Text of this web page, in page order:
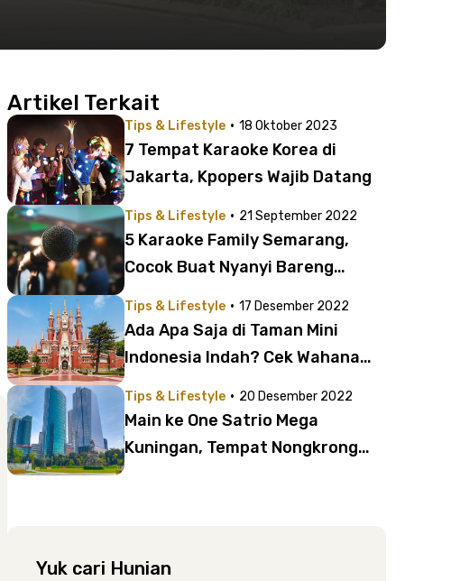
Artikel Terkait
Tips & Lifestyle · 18 Oktober 2023
7 Tempat Karaoke Korea di
Jakarta, Kpopers Wajib Datang
Tips & Lifestyle · 21 September 2022
5 Karaoke Family Semarang,
Cocok Buat Nyanyi Bareng
Tips & Lifestyle · 17 Desember 2022
Ada Apa Saja di Taman Mini
Indonesia Indah? Cek Wahana
Tiketnya!
Tips & Lifestyle · 20 Desember 2022
Main ke One Satrio Mega
Kuningan, Tempat Nongkrong
Yuk cari Hunian